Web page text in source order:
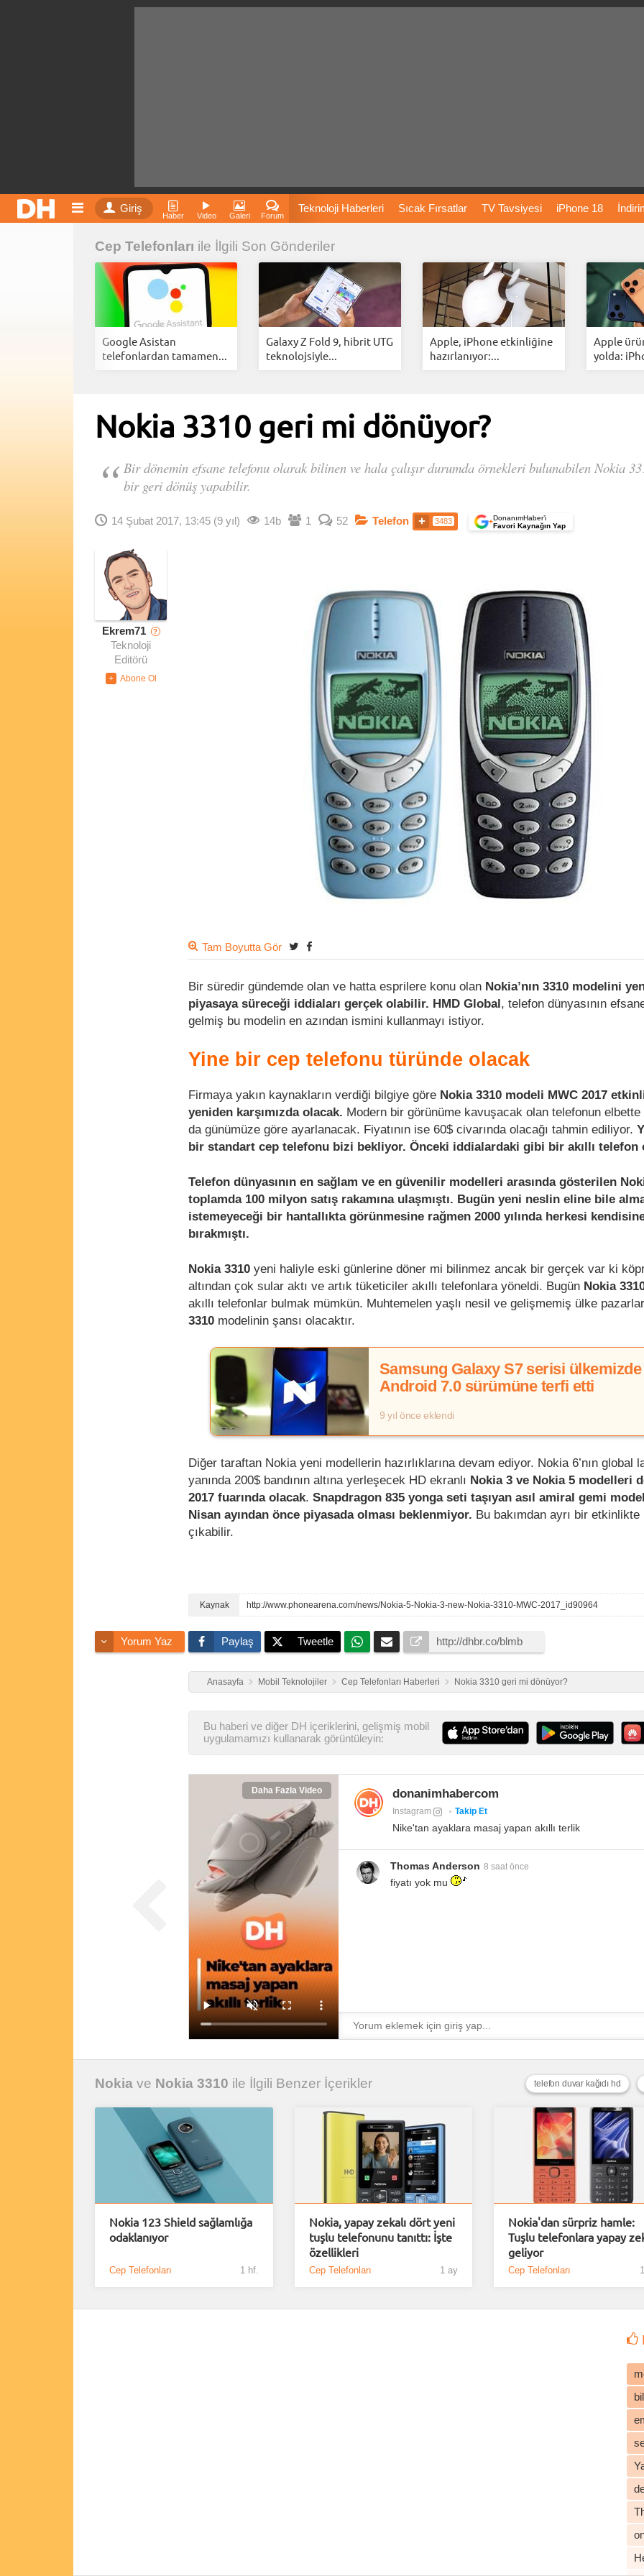
Giriş
Haber Video Galeri Forum
Teknoloji Haberleri Sıcak Fırsatlar TV Tavsiyesi iPhone 18
Film Önerileri
Fiyatları Vizyondaki Bitcoin Dizi Önerileri Önerileri
İnstagram Dondurma İnstagram Çöktü Mü
Cep Telefonları ile İlgili Son Gönderiler
Google Asistan
telefonlardan tamamen...
Galaxy Z Fold 9, hibrit UTG
teknolojsiyle...
Apple, iPhone etkinliğine
hazırlanıyor:...
Apple
yolda:
Nokia 3310 geri mi dönüyor?
Bir dönemin efsane telefonu olarak bilinen ve hala çalışır durumda örnekleri bulunabilen Nokia
bir geri dönüş yapabilir.
14 Şubat 2017, 13:45 (9 yıl) 14b 1 52 Telefon 3483 +DonanımHaber’i
Favori Kaynağın Yap
Ekrem71 ?
Teknoloji
Editörü
Tam Boyutta Gör
Bir süredir gündemde olan ve hatta esprilere konu olan Nokia’nın 3310 modelini
piyasaya süreceği iddiaları gerçek olabilir. HMD Global, telefon dünyasının
gelmiş bu modelin en azından ismini kullanmayı istiyor.
Yine bir cep telefonu türünde olacak
Firmaya yakın kaynakların verdiği bilgiye göre Nokia 3310 modeli MWC 2017
yeniden karşımızda olacak. Modern bir görünüme kavuşacak olan telefonun elbette
da günümüze göre ayarlanacak. Fiyatının ise 60$ civarında olacağı tahmin ediliyor.
bir standart cep telefonu bizi bekliyor. Önceki iddialardaki gibi bir akıllı telefon
Telefon dünyasının en sağlam ve en güvenilir modelleri arasında gösterilen
toplamda 100 milyon satış rakamına ulaşmıştı. Bugün yeni neslin eline bile
istemeyeceği bir hantallıkta görünmesine rağmen 2000 yılında herkesi
bırakmıştı.
Nokia 3310 yeni haliyle eski günlerine döner mi bilinmez ancak bir gerçek var ki
altından çok sular aktı ve artık tüketiciler akıllı telefonlara yöneldi. Bugün Nokia
akıllı telefonlar bulmak mümkün. Muhtemelen yaşlı nesil ve gelişmemiş ülke
3310 modelinin şansı olacaktır.
Samsung Galaxy S7 serisi ülkemizde
Android 7.0 sürümüne terfi etti
9 yıl önce eklendi
Diğer taraftan Nokia yeni modellerin hazırlıklarına devam ediyor. Nokia 6’nın global
yanında 200$ bandının altına yerleşecek HD ekranlı Nokia 3 ve Nokia 5 modelleri
2017 fuarında olacak. Snapdragon 835 yonga seti taşıyan asıl amiral gemi
Nisan ayından önce piyasada olması beklenmiyor. Bu bakımdan ayrı bir etkinlikte
çıkabilir.
http://www.phonearena.com/news/Nokia-5-Nokia-3-new-Nokia-3310-MWC-2017_id90964
Yorum Yaz Paylaş Tweetle
Anasayfa Mobil Teknolojiler Cep Telefonları Haberleri Nokia 3310 geri mi dönüyor?
Bu haberi ve diğer DH içeriklerini, gelişmiş mobil
uygulamamızı kullanarak görüntüleyin:
Daha Fazla Video donanimhabercom
Instagram Takip Et
Nike'tan ayaklara masaj yapan akıllı terlik
Thomas Anderson 8 saat önce
fiyatı yok mu
Nokia ve Nokia 3310 ile İlgili Benzer İçerikler telefon duvar kağıdı hd
Nokia 123 Shield sağlamlığa
odaklanıyor
Cep Telefonları 1 hf.
Nokia, yapay zekalı dört yeni
tuşlu telefonunu tanıttı: İşte
özellikleri
Cep Telefonları 1 ay
Nokia'dan sürpriz hamle:
Tuşlu telefonlara yapay
geliyor
Cep Telefonları